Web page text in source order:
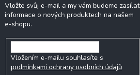
Vložte svůj e-mail a my vám budeme zasílat
informace o nových produktech na našem
e-shopu.
Vložením e-mailu souhlasíte s
podmínkami ochrany osobních údajů